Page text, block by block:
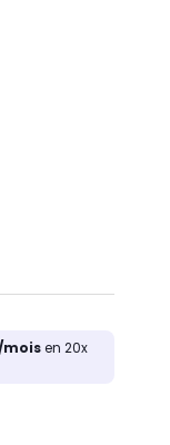
moisen 20x